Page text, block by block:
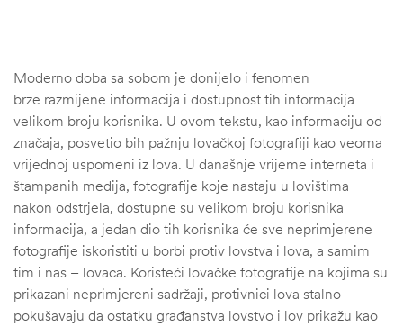
Moderno doba sa sobom je donijelo i fenomen
brze razmijene informacija i dostupnost tih informacija
velikom broju korisnika. U ovom tekstu, kao informaciju od
značaja, posvetio bih pažnju lovačkoj fotografiji kao veoma
vrijednoj uspomeni iz lova. U današnje vrijeme interneta i
štampanih medija, fotografije koje nastaju u lovištima
nakon odstrjela, dostupne su velikom broju korisnika
informacija, a jedan dio tih korisnika će sve neprimjerene
fotografije iskoristiti u borbi protiv lovstva i lova, a samim
tim i nas – lovaca. Koristeći lovačke fotografije na kojima su
prikazani neprimjereni sadržaji, protivnici lova stalno
pokušavaju da ostatku građanstva lovstvo i lov prikažu kao